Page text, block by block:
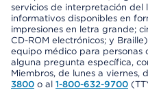
servicios de interpretación del
informativos disponibles en
impresiones en letra grande;
CD-ROM electrónicos; y
equipo médico para personas
alguna pregunta específica,
Miembros, de lunes a viernes,
3800 o al 1-800-632-9700